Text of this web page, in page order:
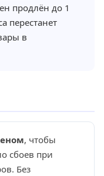
продлён до 1
перестанет
в
, чтобы
сбоев при
Без